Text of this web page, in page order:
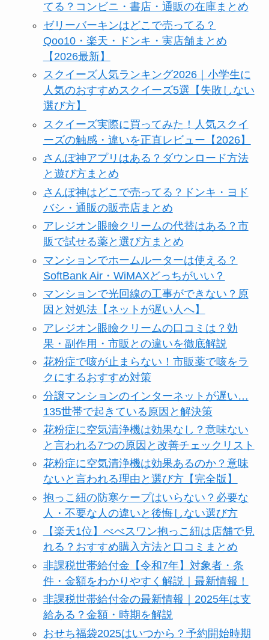
てる？コンビニ・書店・通販の在庫まとめ
ゼリーバーキンはどこで売ってる？
Qoo10・楽天・ドンキ・実店舗まとめ
【2026最新】
スクイーズ人気ランキング2026｜小学生に
人気のおすすめスクイーズ5選【失敗しない
選び方】
スクイーズ実際に買ってみた！人気スクイ
ーズの触感・違いを正直レビュー【2026】
さんぽ神アプリはある？ダウンロード方法
と遊び方まとめ
さんぽ神はどこで売ってる？ドンキ・ヨド
バシ・通販の販売店まとめ
アレジオン眼瞼クリームの代替はある？市
販で試せる薬と選び方まとめ
マンションでホームルーターは使える？
SoftBank Air・WiMAXどっちがいい？
マンションで光回線の工事ができない？原
因と対処法【ネットが遅い人へ】
アレジオン眼瞼クリームの口コミは？効
果・副作用・市販との違いを徹底解説
花粉症で咳が止まらない！市販薬で咳をラ
クにするおすすめ対策
分譲マンションのインターネットが遅い…
135世帯で起きている原因と解決策
花粉症に空気清浄機は効果なし？意味ない
と言われる7つの原因と改善チェックリスト
花粉症に空気清浄機は効果あるのか？意味
ないと言われる理由と選び方【完全版】
抱っこ紐の防寒ケープはいらない？必要な
人・不要な人の違いと後悔しない選び方
【楽天1位】べべスワン抱っこ紐は店舗で見
れる？おすすめ購入方法と口コミまとめ
非課税世帯給付金【令和7年】対象者・条
件・金額をわかりやすく解説｜最新情報！
非課税世帯給付金の最新情報｜2025年は支
給ある？金額・時期を解説
おせち福袋2025はいつから？予約開始時期